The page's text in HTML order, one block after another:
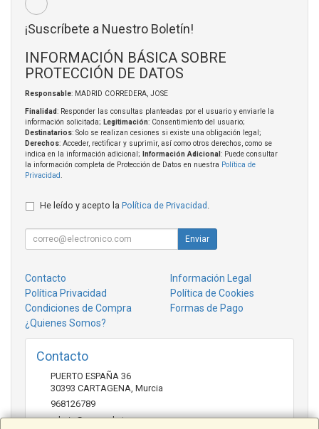
¡Suscríbete a Nuestro Boletín!
INFORMACIÓN BÁSICA SOBRE
PROTECCIÓN DE DATOS
Responsable: MADRID CORREDERA, JOSE
Finalidad: Responder las consultas planteadas por el usuario y enviarle la
información solicitada; Legitimación: Consentimiento del usuario;
Destinatarios: Solo se realizan cesiones si existe una obligación legal;
Derechos: Acceder, rectificar y suprimir, así como otros derechos, como se
indica en la información adicional;
Información Adicional : Puede consultar
la información completa de Protección de Datos en nuestra Política de
Privacidad
He leído y acepto la Política de Privacidad .
Enviar
Contacto
Información Legal
Política Privacidad
Política de Cookies
Condiciones de Compra
Formas de Pago
¿Quienes Somos?
Contacto
PUERTO ESPAÑA 36
30393 CARTAGENA, Murcia
968126789
admin@mcmarket.es